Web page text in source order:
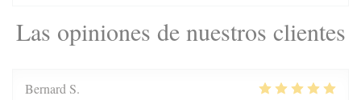
Las opiniones de nuestros clientes
Bernard S